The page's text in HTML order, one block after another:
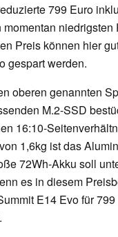
799 Euro
Preis können hier
gespart werden.
oberen genannten
M.2-SSD
16:10-
1,6kg ist das
72Wh-Akku soll
es in diesem
E14 Evo für